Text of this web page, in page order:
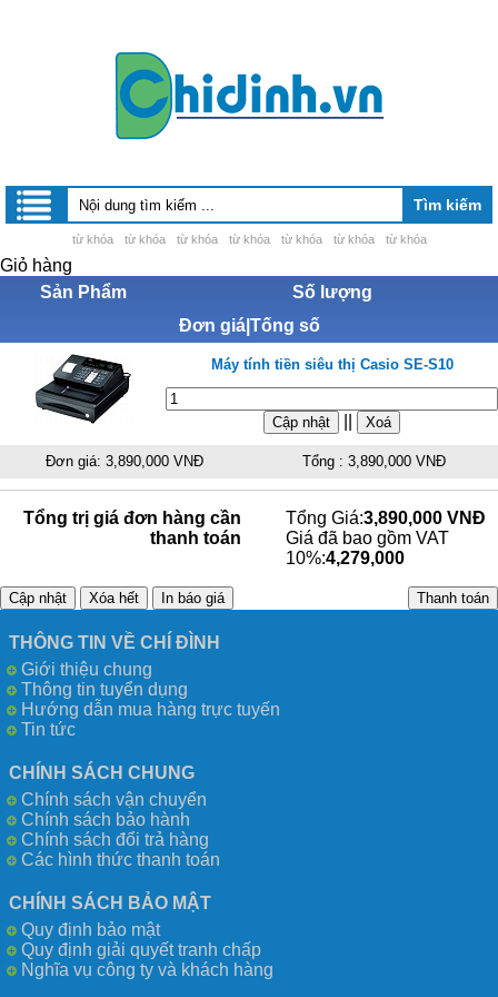
từ khóa từ khóa từ khóa từ khóa từ khóa từ khóa từ khóa
Giỏ hàng
Sản Phẩm
Số lượng
Đơn giá|Tống số
Máy tính tiền siêu thị Casio SE-S10
Đơn giá: 3,890,000 VNĐ Tổng : 3,890,000 VNĐ
Tổng trị giá đơn hàng cần
thanh toán
Tổng Giá:3,890,000 VNĐ
Giá đã bao gồm VAT
10%:4,279,000
THÔNG TIN VỀ CHÍ ĐÌNH
Giới thiệu chung
Thông tin tuyển dụng
Hướng dẫn mua hàng trực tuyến
Tin tức
CHÍNH SÁCH CHUNG
Chính sách vận chuyển
Chính sách bảo hành
Chính sách đổi trả hàng
Các hình thức thanh toán
CHÍNH SÁCH BẢO MẬT
Quy định bảo mật
Quy định giải quyết tranh chấp
Nghĩa vụ công ty và khách hàng